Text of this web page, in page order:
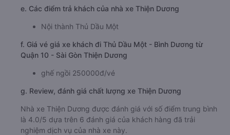
e. Các điểm trả khách của nhà xe Thiện Dương
Nội thành Thủ Dầu Một
f. Giá vé giá xe khách đi Thủ Dầu Một - Bình Dương từ
Quận 10 - Sài Gòn Thiện Dương
ghế ngồi 250000đ/vé
g. Review, đánh giá chất lượng xe Thiện Dương
Nhà xe Thiện Dương được đánh giá với số điểm trung bình
là 4.0/5 dựa trên 6 đánh giá của khách hàng đã trải
nghiệm dịch vụ của nhà xe này.